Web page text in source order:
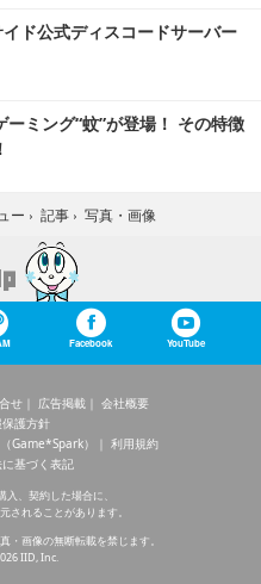
ド公式ディスコードサーバー
ーミング“蚊”が登場！ その特徴
ー › 記事 › 写真・画像
Facebook YouTube
せ 広告掲載
会社概要
護方針
Game*Spark）
利用規約
基づく表記
、契約した場合に、
されることがあります。
・画像の無断転載を禁じます。
IID, Inc.